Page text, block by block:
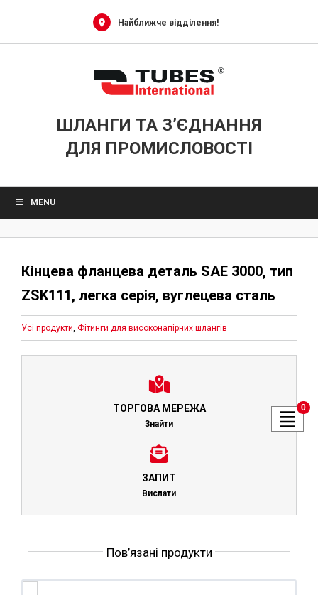
Найближче відділення!
ШЛАНГИ ТА З’ЄДНАННЯ
ДЛЯ ПРОМИСЛОВОСТІ
MENU
Кінцева фланцева деталь SAE 3000, тип
ZSK111, легка серія, вуглецева сталь
Усі продукти, Фітинги для високонапірних шлангів
ТОРГОВА МЕРЕЖА
Знайти
ЗАПИТ
Вислати
Пов’язані продукти
0